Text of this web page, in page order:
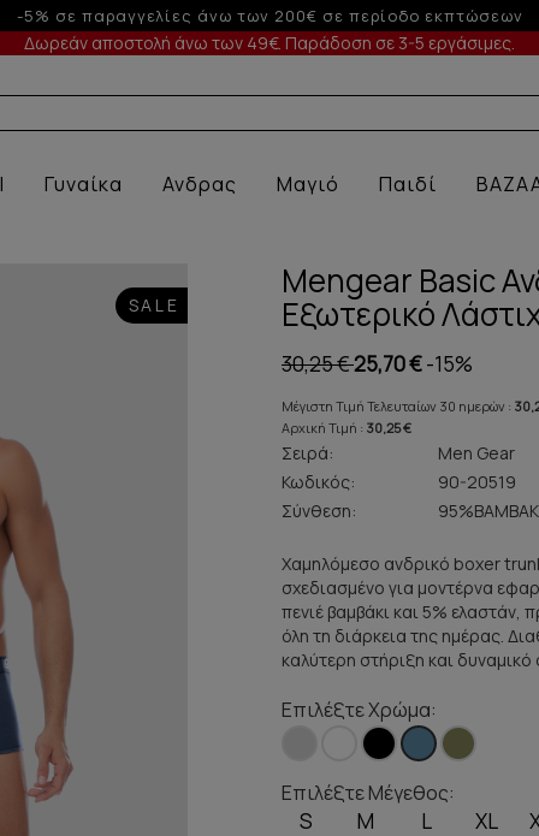
-10% σε παραγγελίες άνω των 200€
Δωρεάν αποστολή άνω των 49€. Παράδοση σε 3-5 εργάσιμες.
Γυναίκα Ανδρας Μαγιό Παιδί
SALE
Mengear Basic
Εξωτερικό
30,25 €25,70 €-15%
Μέγιστη Τιμή Τελευταίων 30 ημερών :
Αρχική Τιμή : 30,25 €
Σειρά:
Men Gear
Κωδικός:
90-20519
Σύνθεση:
Χαμηλόμεσο ανδρικό boxer
σχεδιασμένο για μοντέρνα
πενιέ βαμβάκι και 5%
όλη τη διάρκεια της ημέρας.
καλύτερη στήριξη και
Επιλέξτε Χρώμα:
Επιλέξτε Μέγεθος:
S M L XL